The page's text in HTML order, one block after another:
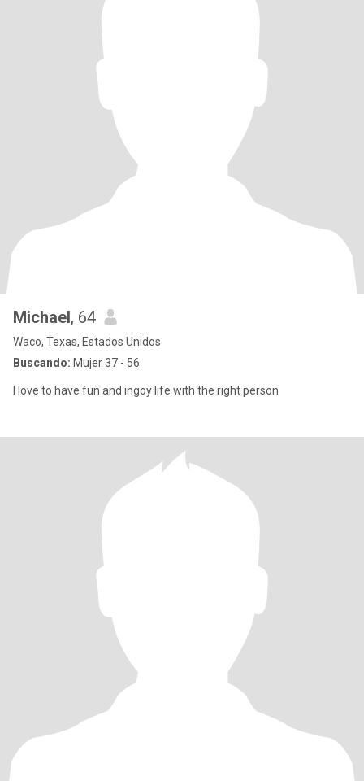
Michael, 64
Waco, Texas, Estados Unidos
Buscando: Mujer 37 - 56
I love to have fun and ingoy life with the right person